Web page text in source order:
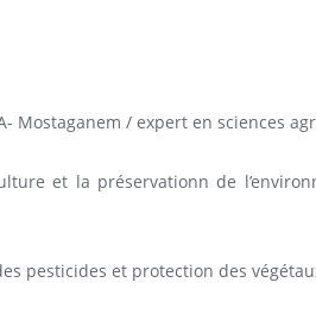
Mostaganem / expert en sciences
et la préservationn de
pesticides et protection des